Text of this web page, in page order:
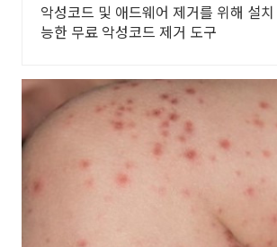
악성코드 및 애드웨어 제거를 위해 설
능한 무료 악성코드 제거 도구